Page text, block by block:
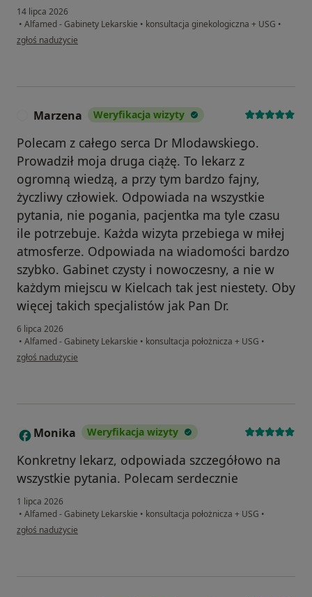
14 lipca 2026
• Alfamed - Gabinety Lekarskie • konsultacja ginekologiczna + USG •
w opinii użytkownika Patrycja
zgłoś nadużycie
Marzena Weryfikacja wizyty
Polecam z całego serca Dr Mlodawskiego.
Prowadził moja druga ciążę. To lekarz z
ogromną wiedzą, a przy tym bardzo fajny,
życzliwy człowiek. Odpowiada na wszystkie
pytania, nie pogania, pacjentka ma tyle czasu
ile potrzebuje. Każda wizyta przebiega w miłej
atmosferze. Odpowiada na wiadomości bardzo
szybko. Gabinet czysty i nowoczesny, a nie w
każdym miejscu w Kielcach tak jest niestety. Oby
więcej takich specjalistów jak Pan Dr.
6 lipca 2026
• Alfamed - Gabinety Lekarskie • konsultacja położnicza + USG •
w opinii użytkownika Marzena
zgłoś nadużycie
M Monika Weryfikacja wizyty
Konkretny lekarz, odpowiada szczegółowo na
wszystkie pytania. Polecam serdecznie
1 lipca 2026
• Alfamed - Gabinety Lekarskie • konsultacja położnicza + USG •
w opinii użytkownika Monika
zgłoś nadużycie